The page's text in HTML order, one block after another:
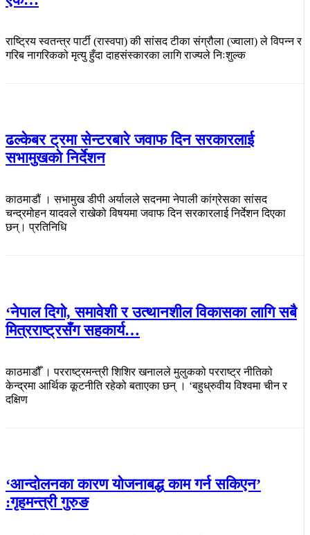
राष्ट्रिय स्वतन्त्र पार्टी (रास्वपा) की सांसद टीका संग्रौला (ज्वाला) ले विपन्न र
गरिब नागरिकको मृत्यु हुँदा दाहसंस्कारका लागि राज्यले निःशुल्क
ढल्केबर ट्रमा सेन्टरबारे जवाफ दिन सरकारलाई
सभामुखको निर्देशन
काठमाडौं । सभामुख डीपी अर्यालले सदनमा नेपाली कांग्रेसका सांसद
चन्द्रमोहन यादवले राखेको विषयमा जवाफ दिन सरकारलाई निर्देशन दिएका
छन्। प्रतिनिधि
‘नेपाल दिगो, समावेशी र उत्थानशील विकासका लागि सबै
मित्रराष्ट्रसँग सहकार्य…
काठमाडौँ । परराष्ट्रमन्त्री शिशिर खनालले मुलुकको परराष्ट्र नीतिको
केन्द्रमा आर्थिक कूटनीति रहेको बताएका छन् । ‘बहुध्रुवीय विश्वमा चीन र
दक्षिण
‘आन्दोलनका कारण योजनाबद्ध काम गर्न सकिएन’
:गृहमन्त्री गुरुङ